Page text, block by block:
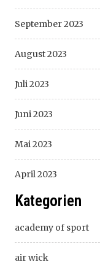
September 2023
August 2023
Juli 2023
Juni 2023
Mai 2023
April 2023
Kategorien
academy of sport
air wick